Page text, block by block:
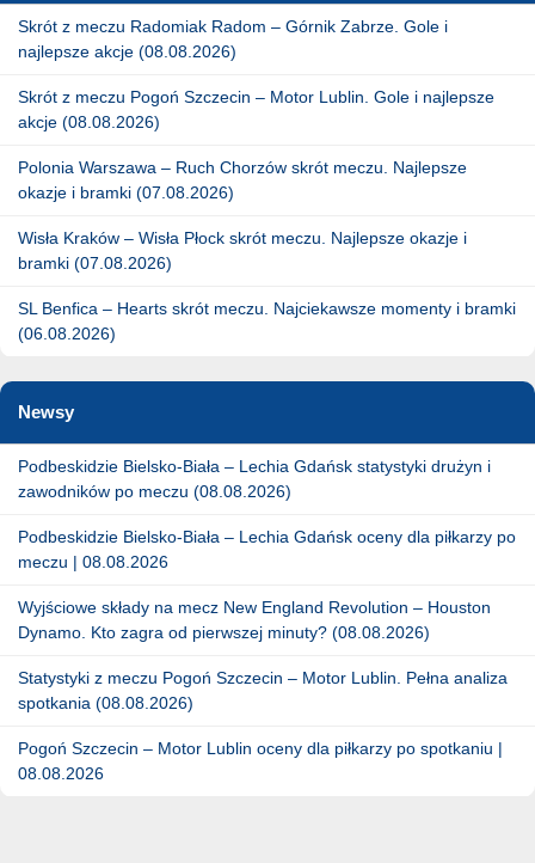
Skrót z meczu Radomiak Radom – Górnik Zabrze. Gole i
najlepsze akcje (08.08.2026)
Skrót z meczu Pogoń Szczecin – Motor Lublin. Gole i najlepsze
akcje (08.08.2026)
Polonia Warszawa – Ruch Chorzów skrót meczu. Najlepsze
okazje i bramki (07.08.2026)
Wisła Kraków – Wisła Płock skrót meczu. Najlepsze okazje i
bramki (07.08.2026)
SL Benfica – Hearts skrót meczu. Najciekawsze momenty i bramki
(06.08.2026)
Newsy
Podbeskidzie Bielsko-Biała – Lechia Gdańsk statystyki drużyn i
zawodników po meczu (08.08.2026)
Podbeskidzie Bielsko-Biała – Lechia Gdańsk oceny dla piłkarzy po
meczu | 08.08.2026
Wyjściowe składy na mecz New England Revolution – Houston
Dynamo. Kto zagra od pierwszej minuty? (08.08.2026)
Statystyki z meczu Pogoń Szczecin – Motor Lublin. Pełna analiza
spotkania (08.08.2026)
Pogoń Szczecin – Motor Lublin oceny dla piłkarzy po spotkaniu |
08.08.2026